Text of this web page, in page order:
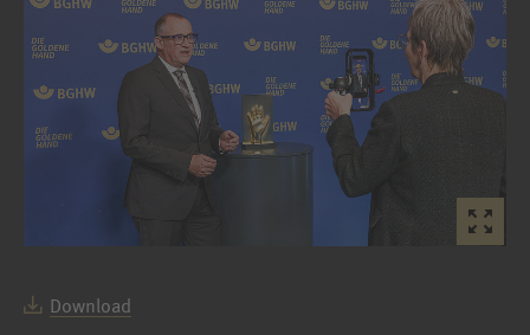
Download